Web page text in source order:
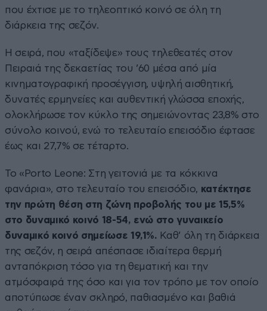
που έχτισε με το τηλεοπτικό κοινό σε όλη τη
διάρκεια της σεζόν.
Η σειρά, που «ταξίδεψε» τους τηλεθεατές στον
Πειραιά της δεκαετίας του ’60 μέσα από μία
κινηματογραφική προσέγγιση, υψηλή αισθητική,
δυνατές ερμηνείες και αυθεντική γλώσσα εποχής,
ολοκλήρωσε τον κύκλο της σημειώνοντας 23,8% στο
σύνολο κοινού, ενώ το τελευταίο επεισόδιο έφτασε
έως και 27,7% σε τέταρτο.
Το «Porto Leone: Στη γειτονιά με τα κόκκινα
φανάρια», στο τελευταίο του επεισόδιο, κατέκτησε
την πρώτη θέση στη ζώνη προβολής του με 15,5%
στο δυναμικό κοινό 18-54, ενώ στο γυναικείο
δυναμικό κοινό σημείωσε 19,1%. Καθ’ όλη τη διάρκεια
της σεζόν, η σειρά απέσπασε ιδιαίτερα θερμή
ανταπόκριση τόσο για τη θεματική και την
ατμόσφαιρά της όσο και για τον τρόπο με τον οποίο
αποτύπωσε έναν σκληρό, παθιασμένο και βαθιά